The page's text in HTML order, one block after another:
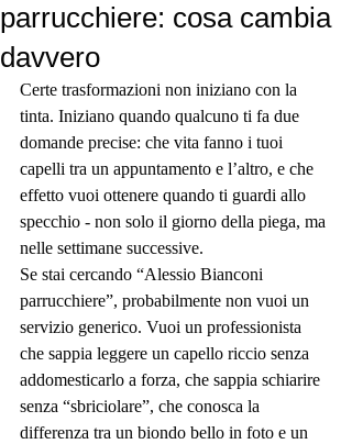
parrucchiere: cosa cambia
davvero
Certe trasformazioni non iniziano con la
tinta. Iniziano quando qualcuno ti fa due
domande precise: che vita fanno i tuoi
capelli tra un appuntamento e l’altro, e che
effetto vuoi ottenere quando ti guardi allo
specchio - non solo il giorno della piega, ma
nelle settimane successive.
Se stai cercando “Alessio Bianconi
parrucchiere”, probabilmente non vuoi un
servizio generico. Vuoi un professionista
che sappia leggere un capello riccio senza
addomesticarlo a forza, che sappia schiarire
senza “sbriciolare”, che conosca la
differenza tra un biondo bello in foto e un